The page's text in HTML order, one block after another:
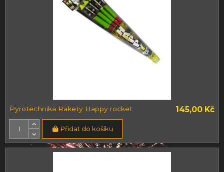
Pyrotechnika Rakety Happy rocket 145,00 Kč
Přidat do košíku